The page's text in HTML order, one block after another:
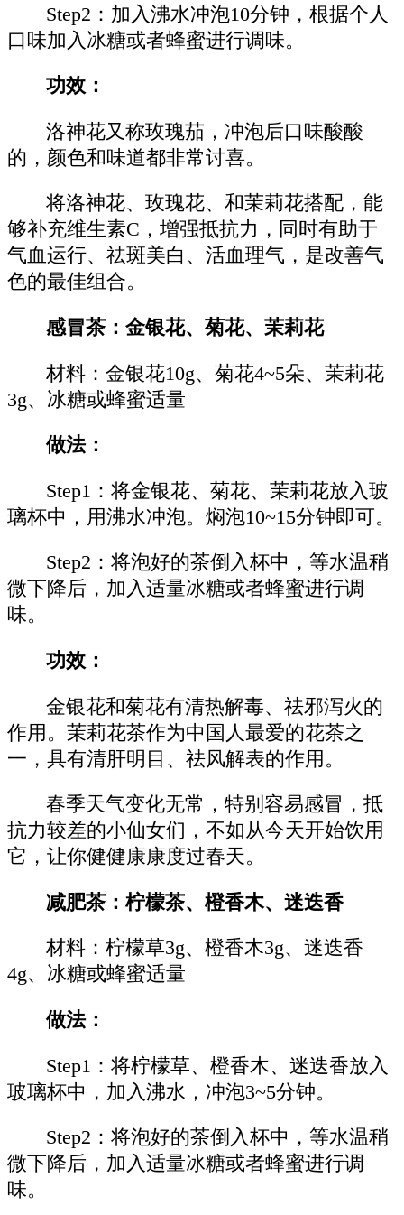
Step2：加入沸水冲泡10分钟，根据个人
口味加入冰糖或者蜂蜜进行调味。
功效：
洛神花又称玫瑰茄，冲泡后口味酸酸
的，颜色和味道都非常讨喜。
将洛神花、玫瑰花、和茉莉花搭配，能
够补充维生素C，增强抵抗力，同时有助于
气血运行、祛斑美白、活血理气，是改善气
色的最佳组合。
感冒茶：金银花、菊花、茉莉花
材料：金银花10g、菊花4~5朵、茉莉花
3g、冰糖或蜂蜜适量
做法：
Step1：将金银花、菊花、茉莉花放入玻
璃杯中，用沸水冲泡。焖泡10~15分钟即可。
Step2：将泡好的茶倒入杯中，等水温稍
微下降后，加入适量冰糖或者蜂蜜进行调
味。
功效：
金银花和菊花有清热解毒、祛邪泻火的
作用。茉莉花茶作为中国人最爱的花茶之
一，具有清肝明目、祛风解表的作用。
春季天气变化无常，特别容易感冒，抵
抗力较差的小仙女们，不如从今天开始饮用
它，让你健健康康度过春天。
减肥茶：柠檬茶、橙香木、迷迭香
材料：柠檬草3g、橙香木3g、迷迭香
4g、冰糖或蜂蜜适量
做法：
Step1：将柠檬草、橙香木、迷迭香放入
玻璃杯中，加入沸水，冲泡3~5分钟。
Step2：将泡好的茶倒入杯中，等水温稍
微下降后，加入适量冰糖或者蜂蜜进行调
味。